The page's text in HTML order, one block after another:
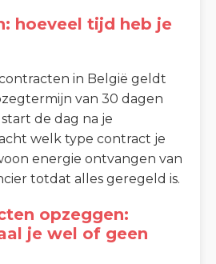
hoeveel tijd heb je
in België geldt
van 30 dagen
de dag na je
welk type contract je
energie ontvangen van
totdat alles geregeld is.
opzeggen:
je wel of geen